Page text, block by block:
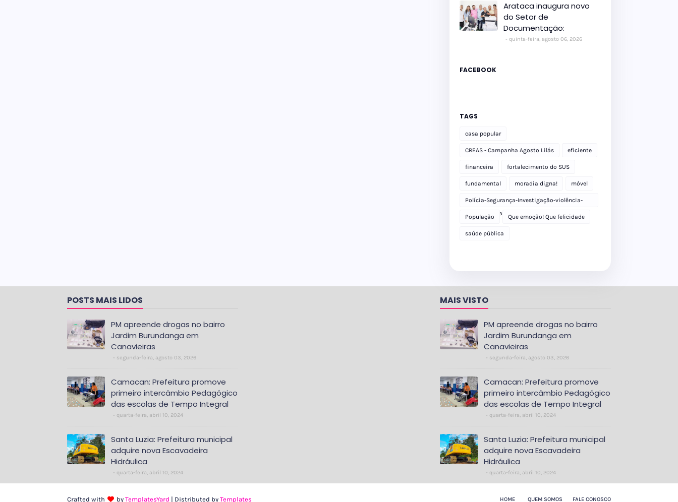
Arataca inaugura novo
do Setor de
Documentação:
quinta-feira, agosto 06, 2026
FACEBOOK
TAGS
casa popular
CREAS - Campanha Agosto Lilás eficiente
financeira fortalecimento do SUS
fundamental moradia digna! móvel
Polícia-Segurança-Investigação-violência-
Polícia Militar-delegacia
População Que emoção! Que felicidade
saúde pública
POSTS MAIS LIDOS
PM apreende drogas no bairro
Jardim Burundanga em
Canavieiras
segunda-feira, agosto 03, 2026
Camacan: Prefeitura promove
primeiro intercâmbio Pedagógico
das escolas de Tempo Integral
quarta-feira, abril 10, 2024
Santa Luzia: Prefeitura municipal
adquire nova Escavadeira
Hidráulica
quarta-feira, abril 10, 2024
MAIS VISTO
PM apreende drogas no bairro
Jardim Burundanga em
Canavieiras
segunda-feira, agosto 03, 2026
Camacan: Prefeitura promove
primeiro intercâmbio Pedagógico
das escolas de Tempo Integral
quarta-feira, abril 10, 2024
Santa Luzia: Prefeitura municipal
adquire nova Escavadeira
Hidráulica
quarta-feira, abril 10, 2024
HOME QUEM SOMOS FALE CONOSCO
Crafted with by TemplatesYard | Distributed by Templates